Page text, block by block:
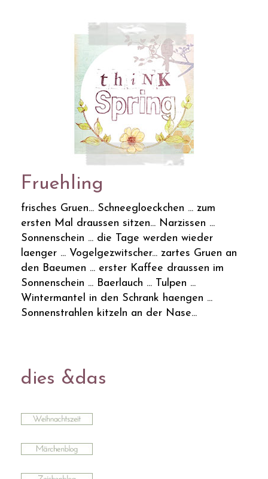
Fruehling
frisches Gruen... Schneegloeckchen ... zum
ersten Mal draussen sitzen... Narzissen ...
Sonnenschein ... die Tage werden wieder
laenger ... Vogelgezwitscher... zartes Gruen an
den Baeumen ... erster Kaffee draussen im
Sonnenschein ... Baerlauch ... Tulpen ...
Wintermantel in den Schrank haengen ...
Sonnenstrahlen kitzeln an der Nase...
dies &das